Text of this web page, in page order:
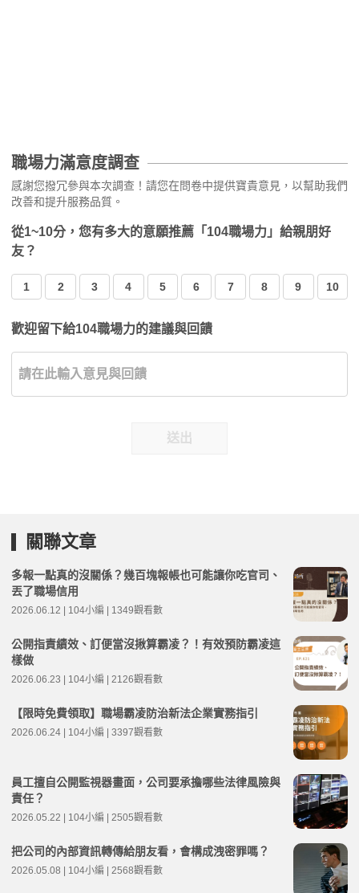
職場力滿意度調查
感謝您撥冗參與本次調查！請您在問卷中提供寶貴意見，以幫助我們
改善和提升服務品質。
從1~10分，您有多大的意願推薦「104職場力」給親朋好
友？
1 2 3 4 5 6 7 8 9 10
歡迎留下給104職場力的建議與回饋
送出
關聯文章
多報一點真的沒關係？幾百塊報帳也可能讓你吃官司、
丟了職場信用
2026.06.12 | 104小編 | 1349觀看數
公開指責績效、訂便當沒揪算霸凌？！有效預防霸凌這
樣做
2026.06.23 | 104小編 | 2126觀看數
【限時免費領取】職場霸凌防治新法企業實務指引
2026.06.24 | 104小編 | 3397觀看數
員工擅自公開監視器畫面，公司要承擔哪些法律風險與
責任？
2026.05.22 | 104小編 | 2505觀看數
把公司的內部資訊轉傳給朋友看，會構成洩密罪嗎？
2026.05.08 | 104小編 | 2568觀看數